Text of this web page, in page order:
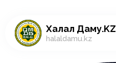
Халал Даму.KZ
halaldamu.kz